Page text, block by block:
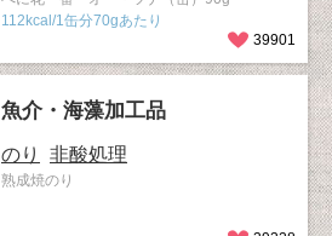
112kcal/1缶分70gあたり
39901
魚介・海藻加工品
のり 非酸処理
熟成焼のり